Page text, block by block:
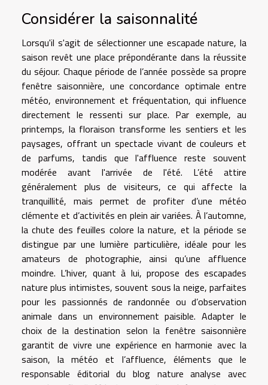
Considérer la saisonnalité
Lorsqu'il s'agit de sélectionner une escapade nature, la
saison revêt une place prépondérante dans la réussite
du séjour. Chaque période de l’année possède sa propre
fenêtre saisonnière, une concordance optimale entre
météo, environnement et fréquentation, qui influence
directement le ressenti sur place. Par exemple, au
printemps, la floraison transforme les sentiers et les
paysages, offrant un spectacle vivant de couleurs et
de parfums, tandis que l'affluence reste souvent
modérée avant l'arrivée de l'été. L’été attire
généralement plus de visiteurs, ce qui affecte la
tranquillité, mais permet de profiter d’une météo
clémente et d’activités en plein air variées. À l’automne,
la chute des feuilles colore la nature, et la période se
distingue par une lumière particulière, idéale pour les
amateurs de photographie, ainsi qu’une affluence
moindre. L’hiver, quant à lui, propose des escapades
nature plus intimistes, souvent sous la neige, parfaites
pour les passionnés de randonnée ou d’observation
animale dans un environnement paisible. Adapter le
choix de la destination selon la fenêtre saisonnière
garantit de vivre une expérience en harmonie avec la
saison, la météo et l’affluence, éléments que le
responsable éditorial du blog nature analyse avec